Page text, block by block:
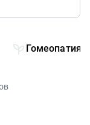
Гомеопатия